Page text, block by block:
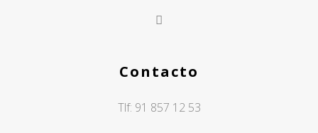
Contacto
Tlf: 91 857 12 53